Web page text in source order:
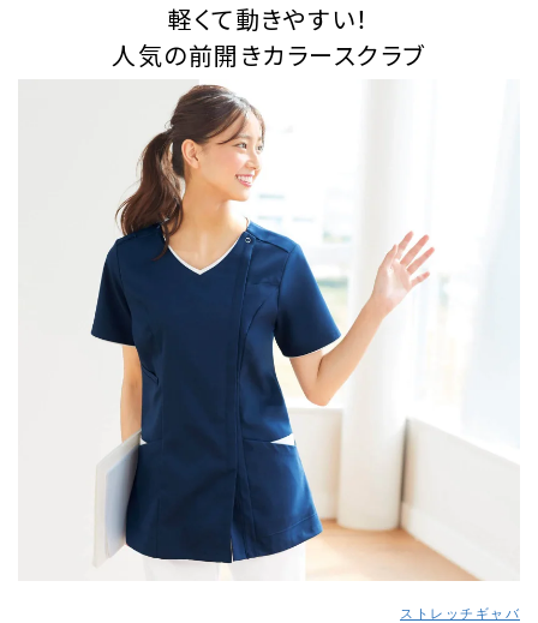
軽くて動きやすい！
人気の前開きカラースクラブ
ストレッチギャバ